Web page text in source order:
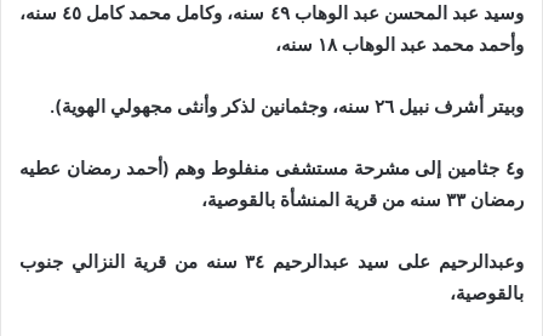
وسيد عبد المحسن عبد الوهاب ٤٩ سنه، وكامل محمد كامل ٤٥ سنه،
وأحمد محمد عبد الوهاب ١٨ سنه،
وبيتر أشرف نبيل ٢٦ سنه، وجثمانين لذكر وأنثى مجهولي الهوية).
و٤ جثامين إلى مشرحة مستشفى منفلوط وهم (أحمد رمضان عطيه
رمضان ٣٣ سنه من قرية المنشأة بالقوصية،
وعبدالرحيم على سيد عبدالرحيم ٣٤ سنه من قرية النزالي جنوب
بالقوصية،